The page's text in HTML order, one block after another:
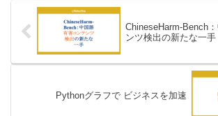
ChineseHarm-Bench
ンツ検出の新たな一手
Pythonグラフで ビジネスを加速